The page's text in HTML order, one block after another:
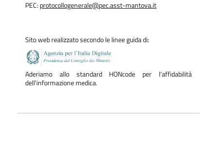
alla correttezza e all'aggiornamento dei
comunicazione@asst-mantova.it
Saranno tenute in considerazione le sole
PEC: protocollogenerale@pec.asst-mantova.it
Sito web realizzato secondo le linee guida di:
Aderiamo allo standard HONcode per l'affidabilità
dell'informazione medica.